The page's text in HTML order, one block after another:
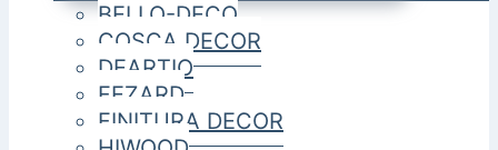
BELLO-DECO
COSCA DECOR
DEARTIO
FEZARD
FINITURA DECOR